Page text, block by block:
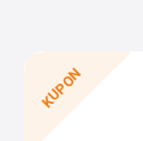
termékeit,
KUPON